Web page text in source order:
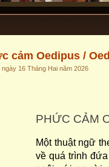
cảm Oedipus /
16 Tháng Hai năm 2026
PHỨC CẢM
Một thuật ngữ
về quá trình